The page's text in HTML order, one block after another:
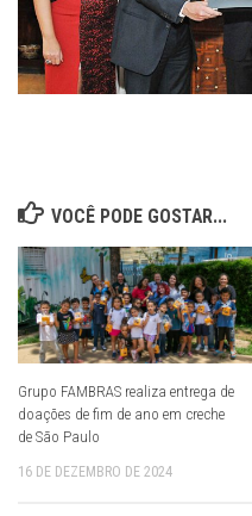
VOCÊ PODE GOSTAR...
Grupo FAMBRAS realiza entrega de
doações de fim de ano em creche
de São Paulo
16 DE DEZEMBRO DE 2024